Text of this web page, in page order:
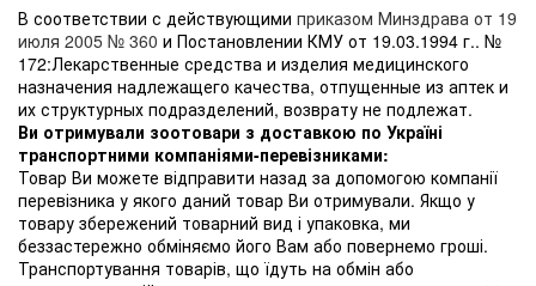
В соответствии с действующими приказом Минздрава от 19
июля 2005 № 360 и Постановлении КМУ от 19.03.1994 г.. №
172:Лекарственные средства и изделия медицинского
назначения надлежащего качества, отпущенные из аптек и
их структурных подразделений, возврату не подлежат.
Ви отримували зоотовари з доставкою по Україні
транспортними компаніями-перевізниками:
Товар Ви можете відправити назад за допомогою компанії
перевізника у якого даний товар Ви отримували. Якщо у
товару збережений товарний вид і упаковка, ми
беззастережно обміняємо його Вам або повернемо гроші.
Транспортування товарів, що їдуть на обмін або